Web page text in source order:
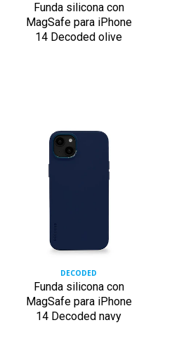
Funda silicona con
MagSafe para iPhone
14 Decoded olive
DECODED
Funda silicona con
MagSafe para iPhone
14 Decoded navy